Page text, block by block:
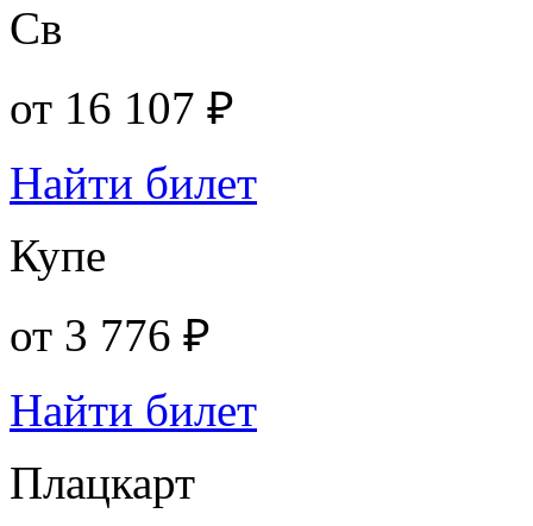
Св
от 16 107 ₽
Найти билет
Купе
от 3 776 ₽
Найти билет
Плацкарт